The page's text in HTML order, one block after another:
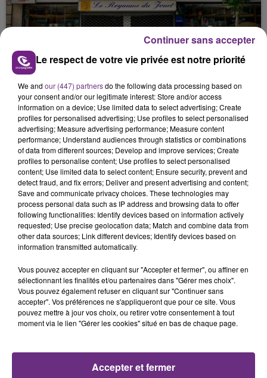
LE MAGASIN JOUÉCLUB DE REIMS FERME
SES PORTES
C'était l'une des institutions du centre-ville
rémois. Le magasin JouéClub est contraint de
fermer ses portes.
TITRES DIFFUSÉS
12h59
12h59
ARIANA GRANDE
Hate That I Made You Love
Me
12h56
12h56
ADE
Tout Savoir
Le respect de votre vie privée est notre priorité
We and our (447) partnersdo the following data processing based on
your consent and/or our legitimate interest: Store and/or access
information on a device; Use limited data to select advertising; Create
profiles for personalised advertising; Use profiles to select personalised
advertising; Measure advertising performance; Measure content
performance; Understand audiences through statistics or combinations
of data from different sources; Develop and improve services; Create
profiles to personalise content; Use profiles to select personalised
content; Use limited data to select content; Ensure security, prevent and
detect fraud, and fix errors; Deliver and present advertising and content;
Save and communicate privacy choices. These technologies may
process personal data such as IP address and browsing data to offer
following functionalities: Identify devices based on information actively
requested; Use precise geolocation data; Match and combine data from
other data sources; Link different devices; Identify devices based on
information transmitted automatically.
Vous pouvez accepter en cliquant sur "Accepter et fermer", ou affiner en
sélectionnant les finalités et/ou partenaires dans "Gérer mes choix".
Vous pouvez également refuser en cliquant sur "Continuer sans
accepter". Vos préférences ne s'appliqueront que pour ce site. Vous
pouvez mettre à jour vos choix, ou retirer votre consentement à tout
moment via le lien "Gérer les cookies" situé en bas de chaque page.
Accepter et fermer
Continuer sans accepter